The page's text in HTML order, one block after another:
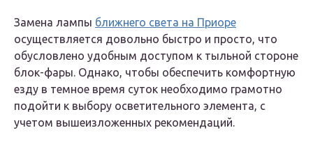
Замена лампы ближнего света на Приоре
осуществляется довольно быстро и просто, что
обусловлено удобным доступом к тыльной стороне
блок-фары. Однако, чтобы обеспечить комфортную
езду в темное время суток необходимо грамотно
подойти к выбору осветительного элемента, с
учетом вышеизложенных рекомендаций.